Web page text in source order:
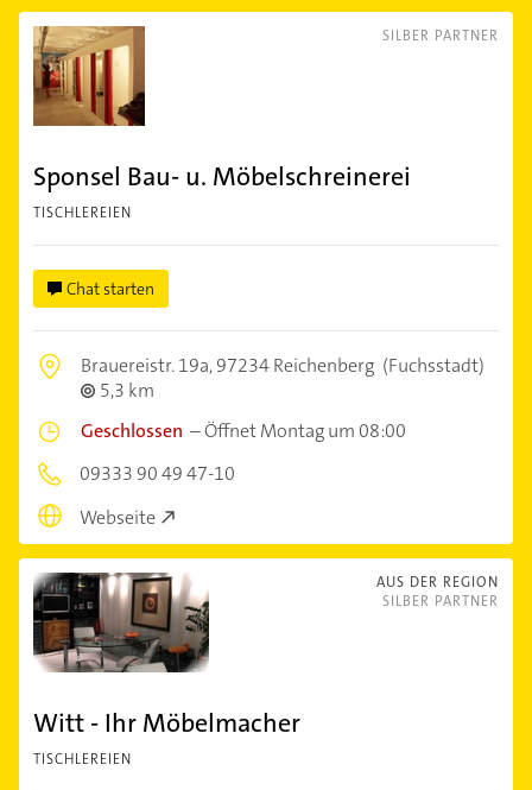
SILBER PARTNER
Sponsel Bau- u. Möbelschreinerei
TISCHLEREIEN
Chat starten
Brauereistr. 19a,97234 Reichenberg (Fuchsstadt)
5,3 km
Geschlossen –Öffnet Montag um 08:00
09333 90 49 47-10
Webseite
AUS DER REGION
SILBER PARTNER
Witt - Ihr Möbelmacher
TISCHLEREIEN